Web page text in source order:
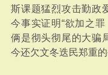
斯课题猛烈攻击勤政
今事实证明“欲加之
俩是彻头彻尾的大骗
今还欠文冬迭民郑重的